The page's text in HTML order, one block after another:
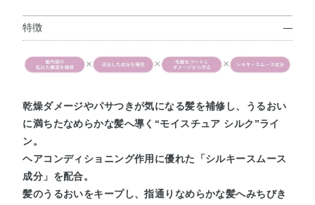
特徴
乾燥ダメージやパサつきが気になる髪を補修し、うるおい
に満ちたなめらかな髪へ導く“モイスチュア シルク”ライ
ン。
ヘアコンディショニング作用に優れた「シルキースムース
成分」を配合。
髪のうるおいをキープし、指通りなめらかな髪へみちびき